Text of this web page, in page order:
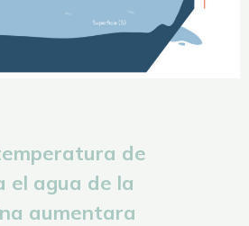
de
el agua de la
aumentara